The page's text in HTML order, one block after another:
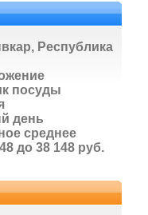
Республика
посуды
день
среднее
до 38 148 руб.